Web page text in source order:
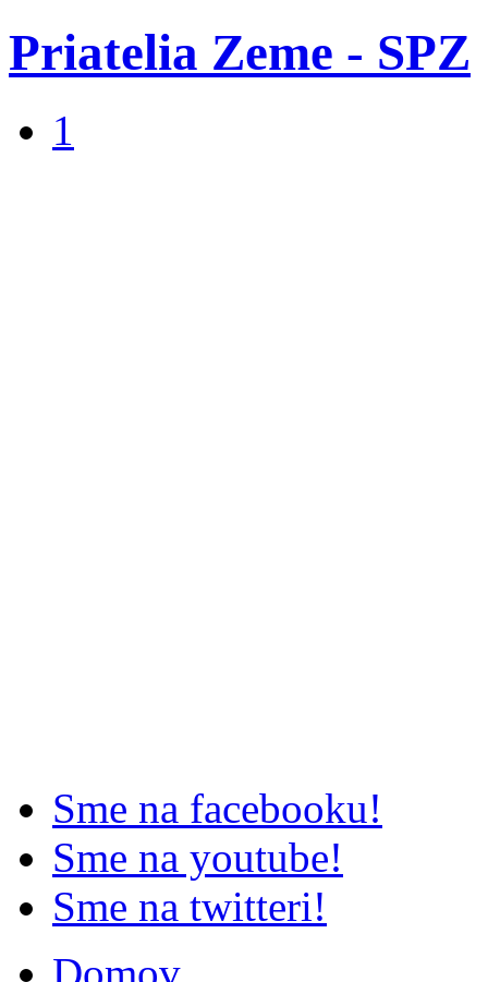
Priatelia Zeme - SPZ
1
Sme na facebooku!
Sme na youtube!
Sme na twitteri!
Domov